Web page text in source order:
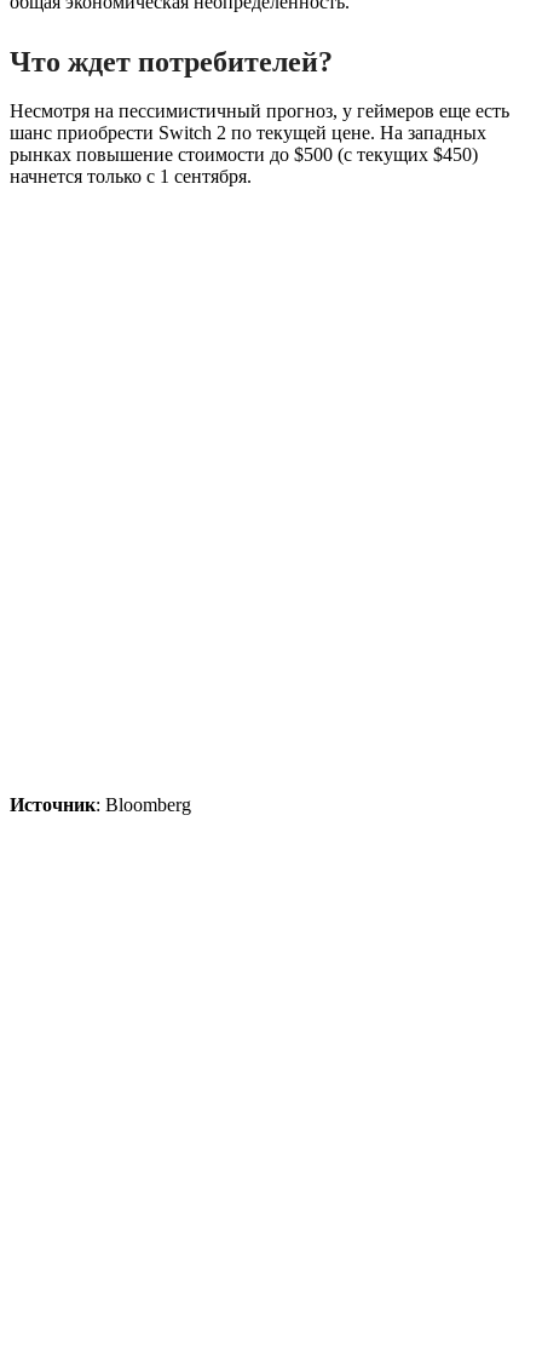
Что ждет потребителей?
Несмотря на пессимистичный прогноз, у геймеров еще есть
шанс приобрести Switch 2 по текущей цене. На западных
рынках повышение стоимости до $500 (с текущих $450)
начнется только с 1 сентября.
Источник: Bloomberg